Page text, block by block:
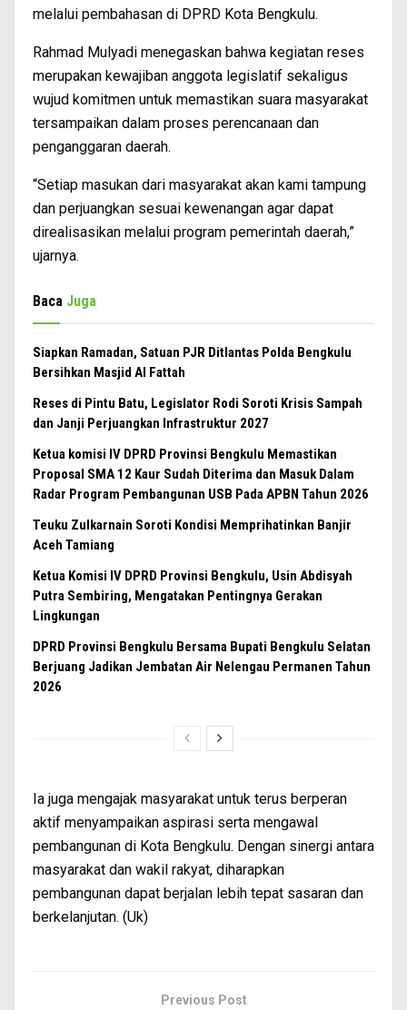
melalui pembahasan di DPRD Kota Bengkulu.
Rahmad Mulyadi menegaskan bahwa kegiatan reses
merupakan kewajiban anggota legislatif sekaligus
wujud komitmen untuk memastikan suara masyarakat
tersampaikan dalam proses perencanaan dan
penganggaran daerah.
“Setiap masukan dari masyarakat akan kami tampung
dan perjuangkan sesuai kewenangan agar dapat
direalisasikan melalui program pemerintah daerah,”
ujarnya.
Baca Juga
Siapkan Ramadan, Satuan PJR Ditlantas Polda Bengkulu
Bersihkan Masjid Al Fattah
Reses di Pintu Batu, Legislator Rodi Soroti Krisis Sampah
dan Janji Perjuangkan Infrastruktur 2027
Ketua komisi IV DPRD Provinsi Bengkulu Memastikan
Proposal SMA 12 Kaur Sudah Diterima dan Masuk Dalam
Radar Program Pembangunan USB Pada APBN Tahun 2026
Teuku Zulkarnain Soroti Kondisi Memprihatinkan Banjir
Aceh Tamiang
Ketua Komisi IV DPRD Provinsi Bengkulu, Usin Abdisyah
Putra Sembiring, Mengatakan Pentingnya Gerakan
Lingkungan
DPRD Provinsi Bengkulu Bersama Bupati Bengkulu Selatan
Berjuang Jadikan Jembatan Air Nelengau Permanen Tahun
2026
Ia juga mengajak masyarakat untuk terus berperan
aktif menyampaikan aspirasi serta mengawal
pembangunan di Kota Bengkulu. Dengan sinergi antara
masyarakat dan wakil rakyat, diharapkan
pembangunan dapat berjalan lebih tepat sasaran dan
berkelanjutan. (Uk)
Previous Post